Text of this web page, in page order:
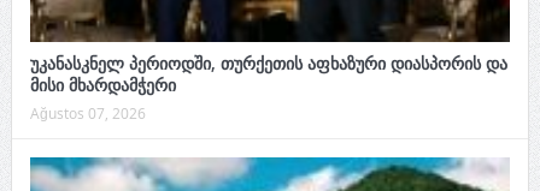
უკანასკნელ პერიოდში, თურქეთის აფხაზური დიასპორის და
მისი მხარდამჭერი
Ağustos 07, 2026